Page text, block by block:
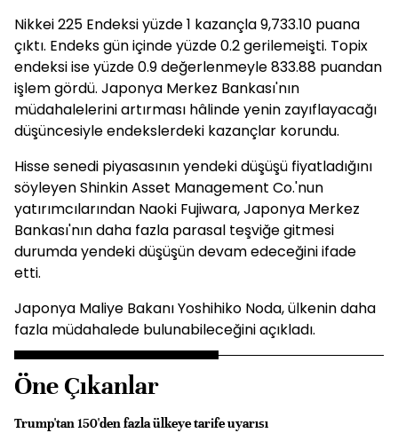
Nikkei 225 Endeksi yüzde 1 kazançla 9,733.10 puana
çıktı. Endeks gün içinde yüzde 0.2 gerilemeişti. Topix
endeksi ise yüzde 0.9 değerlenmeyle 833.88 puandan
işlem gördü. Japonya Merkez Bankası'nın
müdahalelerini artırması hâlinde yenin zayıflayacağı
düşüncesiyle endekslerdeki kazançlar korundu.
Hisse senedi piyasasının yendeki düşüşü fiyatladığını
söyleyen Shinkin Asset Management Co.'nun
yatırımcılarından Naoki Fujiwara, Japonya Merkez
Bankası'nın daha fazla parasal teşviğe gitmesi
durumda yendeki düşüşün devam edeceğini ifade
etti.
Japonya Maliye Bakanı Yoshihiko Noda, ülkenin daha
fazla müdahalede bulunabileceğini açıkladı.
Öne Çıkanlar
Trump'tan 150'den fazla ülkeye tarife uyarısı